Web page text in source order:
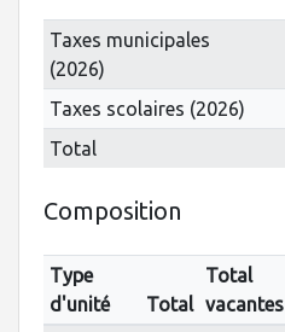
Taxes municipales
(2026)
Taxes scolaires (2026)
Total
Composition
Type
d'unité
Total
Total
vacantes